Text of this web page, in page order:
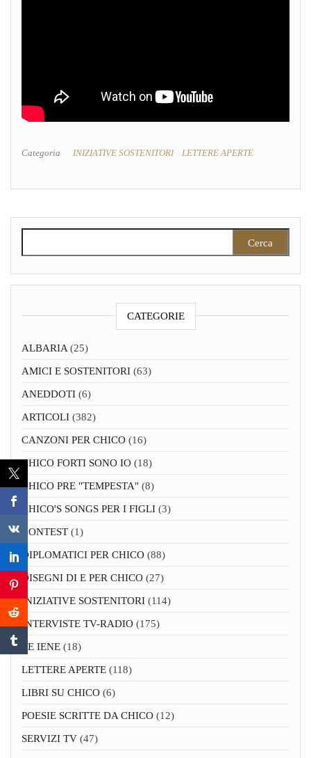
Categoria INIZIATIVE SOSTENITORI LETTERE APERTE
CATEGORIE
ALBARIA (25)
AMICI E SOSTENITORI (63)
ANEDDOTI (6)
ARTICOLI (382)
CANZONI PER CHICO (16)
CHICO FORTI SONO IO (18)
CHICO PRE "TEMPESTA" (8)
CHICO'S SONGS PER I FIGLI (3)
CONTEST (1)
DIPLOMATICI PER CHICO (88)
DISEGNI DI E PER CHICO (27)
INIZIATIVE SOSTENITORI (114)
INTERVISTE TV-RADIO (175)
LE IENE (18)
LETTERE APERTE (118)
LIBRI SU CHICO (6)
POESIE SCRITTE DA CHICO (12)
SERVIZI TV (47)